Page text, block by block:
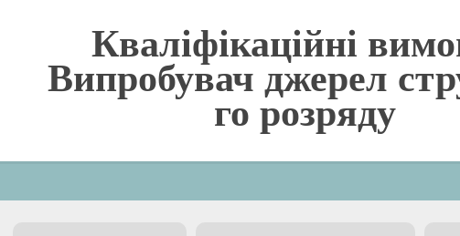
Кваліфікаційні
Випробувач джерел
го розряду